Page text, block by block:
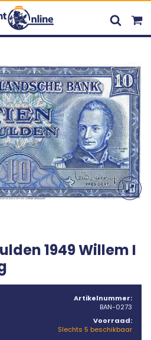
1949 Willem I
Artikelnummer:
BAN-0273
Voorraad:
Slechts 5 beschikbaar